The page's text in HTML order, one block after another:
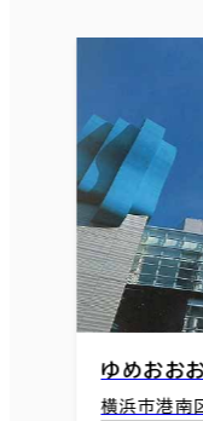
ゆめおお
横浜市港